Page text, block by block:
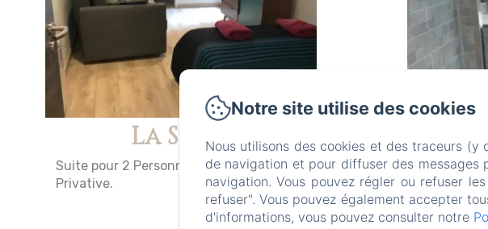
La Suite
Suite pour 2 Personnes avec Terrasse
Privative.
Salle
l'italienne
Notre site utilise des cookies
Nous utilisons des cookies et des traceurs
de navigation et pour diffuser des
navigation. Vous pouvez régler ou refuser
refuser". Vous pouvez également accepter
d'informations, vous pouvez consulter notre